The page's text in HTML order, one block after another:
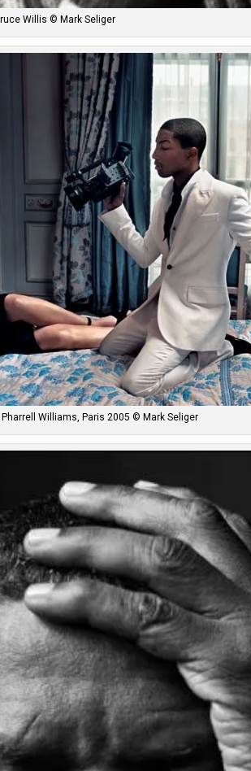
Willis © Mark Seliger
Williams, Paris 2005 © Mark Seliger